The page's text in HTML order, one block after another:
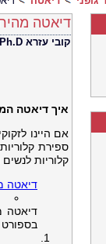
דיאטה
קובי עזרא Ph.D יעקב מומחה לרפואה נטורופטית
איך דיאטה
אם היינו
קלוריות לנשים ועד- 600
דיאטה
דיאטה
בספורט